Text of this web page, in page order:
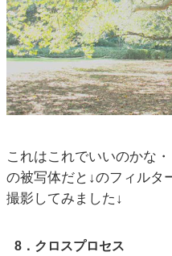
これはこれでいいのかな
の被写体だと↓のフィルタ
撮影してみました↓
8．クロスプロセス